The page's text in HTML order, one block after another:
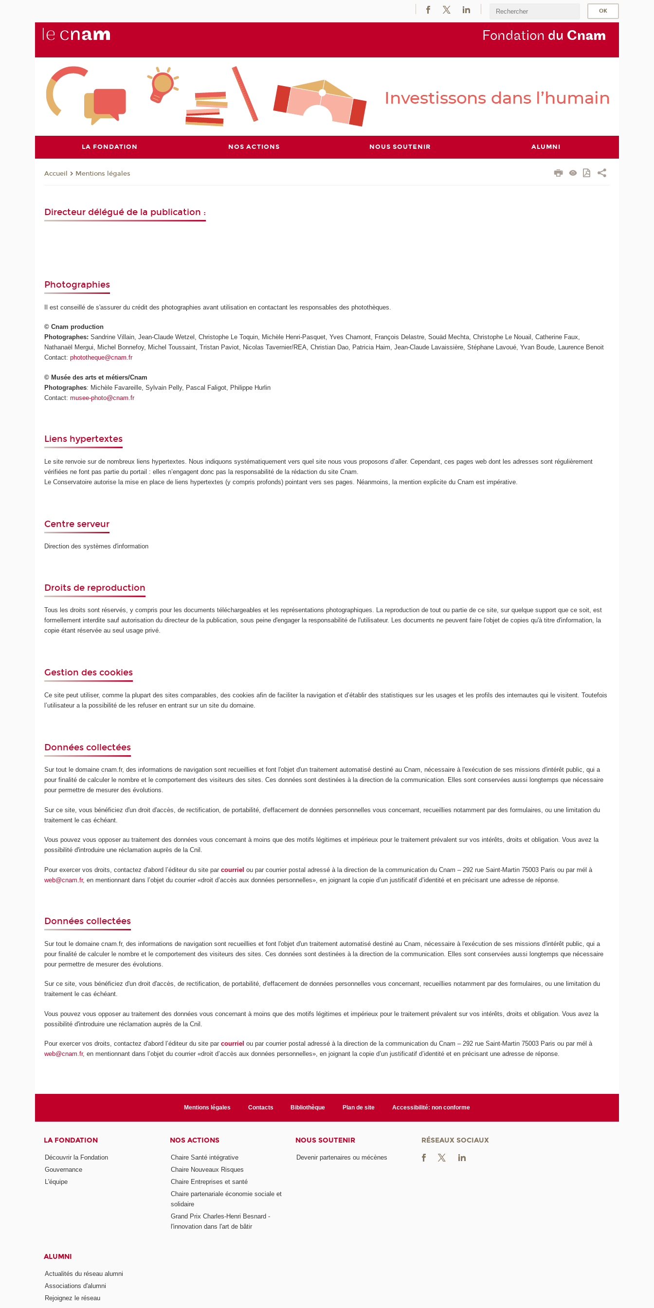
Fondation du Cnam
LA FONDATION NOS ACTIONS NOUS SOUTENIR ALUMNI
Accueil Mentions légales
Directeur délégué de la publication :
Photographies
Il est conseillé de s'assurer du crédit des photographies avant utilisation en contactant les responsables des photothèques.
© Cnam production
Photographes: Sandrine Villain, Jean-Claude Wetzel, Christophe Le Toquin, Michèle Henri-Pasquet, Yves Chamont, François Delastre, Souäd Mechta, Christophe Le Nouail, Catherine Faux,
Nathanaël Mergui, Michel Bonnefoy, Michel Toussaint, Tristan Paviot, Nicolas Tavernier/REA, Christian Dao, Patricia Haim, Jean-Claude Lavaissière, Stéphane Lavoué, Yvan Boude, Laurence Benoit
Contact:phototheque@cnam.fr
© Musée des arts et métiers/Cnam
Photographes: Michèle Favareille, Sylvain Pelly, Pascal Faligot, Philippe Hurlin
Contact:musee-photo@cnam.fr
Liens hypertextes
Le site renvoie sur de nombreux liens hypertextes. Nous indiquons systématiquement vers quel site nous vous proposons d’aller. Cependant, ces pages web dont les adresses sont régulièrement
vérifiées ne font pas partie du portail : elles n’engagent donc pas la responsabilité de la rédaction du site Cnam.
Le Conservatoire autorise la mise en place de liens hypertextes (y compris profonds) pointant vers ses pages. Néanmoins, la mention explicite du Cnam est impérative.
Centre serveur
Direction des systèmes d'information
Droits de reproduction
Tous les droits sont réservés, y compris pour les documents téléchargeables et les représentations photographiques. La reproduction de tout ou partie de ce site, sur quelque support que ce soit, est
formellement interdite sauf autorisation du directeur de la publication, sous peine d'engager la responsabilité de l'utilisateur. Les documents ne peuvent faire l'objet de copies qu'à titre d'information, la
copie étant réservée au seul usage privé.
Gestion des cookies
Ce site peut utiliser, comme la plupart des sites comparables, des cookies afin de faciliter la navigation et d’établir des statistiques sur les usages et les profils des internautes qui le visitent. Toutefois
l’utilisateur a la possibilité de les refuser en entrant sur un site du domaine.
Données collectées
Sur tout le domaine cnam.fr, des informations de navigation sont recueillies et font l'objet d'un traitement automatisé destiné au Cnam, nécessaire à l'exécution de ses missions d'intérêt public, qui a
pour finalité de calculer le nombre et le comportement des visiteurs des sites. Ces données sont destinées à la direction de la communication. Elles sont conservées aussi longtemps que nécessaire
pour permettre de mesurer des évolutions.
Sur ce site, vous bénéficiez d'un droit d'accès, de rectification, de portabilité, d'effacement de données personnelles vous concernant, recueillies notamment par des formulaires, ou une limitation du
traitement le cas échéant.
Vous pouvez vous opposer au traitement des données vous concernant à moins que des motifs légitimes et impérieux pour le traitement prévalent sur vos intérêts, droits et obligation. Vous avez la
possibilité d'introduire une réclamation auprès de la Cnil.
Pour exercer vos droits, contactez d'abord l’éditeur du site parcourriel ou par courrier postal adressé à la direction de la communication du Cnam – 292 rue Saint-Martin 75003 Paris ou par mél à
web@cnam.fr, en mentionnant dans l’objet du courrier «droit d’accès aux données personnelles», en joignant la copie d’un justificatif d’identité et en précisant une adresse de réponse.
Données collectées
Sur tout le domaine cnam.fr, des informations de navigation sont recueillies et font l'objet d'un traitement automatisé destiné au Cnam, nécessaire à l'exécution de ses missions d'intérêt public, qui a
pour finalité de calculer le nombre et le comportement des visiteurs des sites. Ces données sont destinées à la direction de la communication. Elles sont conservées aussi longtemps que nécessaire
pour permettre de mesurer des évolutions.
Sur ce site, vous bénéficiez d'un droit d'accès, de rectification, de portabilité, d'effacement de données personnelles vous concernant, recueillies notamment par des formulaires, ou une limitation du
traitement le cas échéant.
Vous pouvez vous opposer au traitement des données vous concernant à moins que des motifs légitimes et impérieux pour le traitement prévalent sur vos intérêts, droits et obligation. Vous avez la
possibilité d'introduire une réclamation auprès de la Cnil.
Pour exercer vos droits, contactez d'abord l’éditeur du site parcourriel ou par courrier postal adressé à la direction de la communication du Cnam – 292 rue Saint-Martin 75003 Paris ou par mél à
web@cnam.fr, en mentionnant dans l’objet du courrier «droit d’accès aux données personnelles», en joignant la copie d’un justificatif d’identité et en précisant une adresse de réponse.
Mentions légales Contacts Bibliothèque Plan de site Accessibilité: non conforme
LA FONDATION
Découvrir la Fondation
Gouvernance
L'équipe
NOS ACTIONS
Chaire Santé intégrative
Chaire Nouveaux Risques
Chaire Entreprises et santé
Chaire partenariale économie sociale et
solidaire
Grand Prix Charles-Henri Besnard -
l'innovation dans l'art de bâtir
NOUS SOUTENIR
Devenir partenaires ou mécènes
ALUMNI
Actualités du réseau alumni
Associations d'alumni
Rejoignez le réseau
RÉSEAUX SOCIAUX